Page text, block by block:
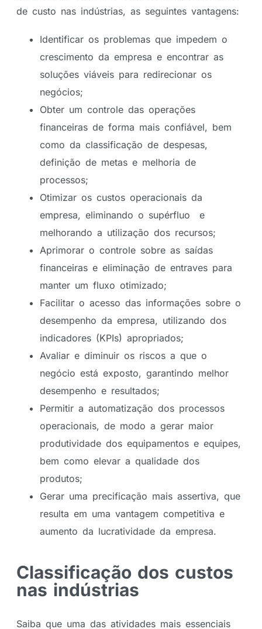
de custo nas indústrias, as seguintes vantagens:
Identificar os problemas que impedem o
crescimento da empresa e encontrar as
soluções viáveis para redirecionar os
negócios;
Obter um controle das operações
financeiras de forma mais confiável, bem
como da classificação de despesas,
definição de metas e melhoria de
processos;
Otimizar os custos operacionais da
empresa, eliminando o supérfluo e
melhorando a utilização dos recursos;
Aprimorar o controle sobre as saídas
financeiras e eliminação de entraves para
manter um fluxo otimizado;
Facilitar o acesso das informações sobre o
desempenho da empresa, utilizando dos
indicadores (KPIs) apropriados;
Avaliar e diminuir os riscos a que o
negócio está exposto, garantindo melhor
desempenho e resultados;
Permitir a automatização dos processos
operacionais, de modo a gerar maior
produtividade dos equipamentos e equipes,
bem como elevar a qualidade dos
produtos;
Gerar uma precificação mais assertiva, que
resulta em uma vantagem competitiva e
aumento da lucratividade da empresa.
Classificação dos custos
nas indústrias
Saiba que uma das atividades mais essenciais